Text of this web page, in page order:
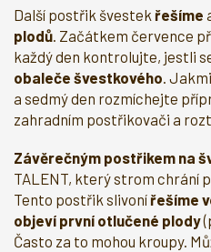
Další postřik švestek řešíme
plodů. Začátkem července
každý den kontrolujte, jestli
obaleče švestkového.
a sedmý den rozmíchejte
zahradním postřikovači a
Závěrečným postřikem na
TALENT, který strom chrání
Tento postřik slivonířešíme
objeví první otlučené plody
Často za to mohou kroupy.